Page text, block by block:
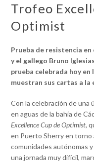
Trofeo
Optimist
Prueba de resistencia
y el gallego Bruno
prueba celebrada hoy
muestran sus cartas a la
Con la celebración de una
en aguas de la bahía de
Excellence Cup de Optimist,
en Puerto Sherry en
comunidades autónomas
una jornada muy difícil,